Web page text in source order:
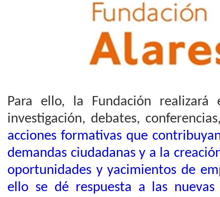
Para ello, la Fundación realizará
investigación, debates,
acciones formativas que
demandas ciudadanas y a la
oportunidades y yacimientos de
ello se dé respuesta a las nuevas